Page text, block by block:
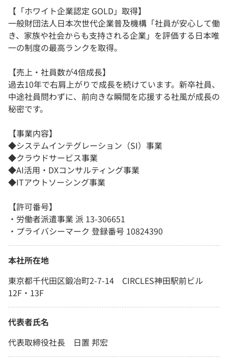
【「ホワイト企業認定 GOLD」取得】
一般財団法人日本次世代企業普及機構「社員が安心して働
き、家族や社会からも支持される企業」を評価する日本唯
一の制度の最高ランクを取得。
【売上・社員数が4倍成長】
過去10年で右肩上がりで成長を続けています。新卒社員、
中途社員問わずに、前向きな瞬間を応援する社風が成長の
秘密です。
【事業内容】
◆システムインテグレーション（SI）事業
◆クラウドサービス事業
◆AI活用・DXコンサルティング事業
◆ITアウトソーシング事業
【許可番号】
・労働者派遣事業 派 13-306651
・プライバシーマーク 登録番号 10824390
本社所在地
東京都千代田区鍛冶町2-7-14 CIRCLES神田駅前ビル
12F・13F
代表者氏名
代表取締役社長 日置 邦宏